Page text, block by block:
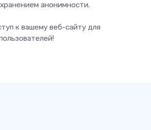
анонимности.
к вашему веб-сайту для